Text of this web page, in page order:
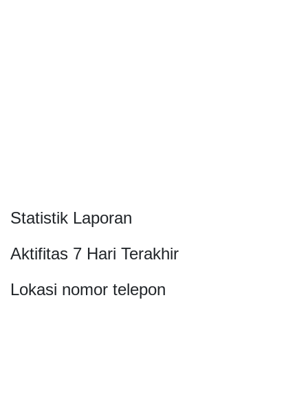
Statistik Laporan
Aktifitas 7 Hari Terakhir
Lokasi nomor telepon